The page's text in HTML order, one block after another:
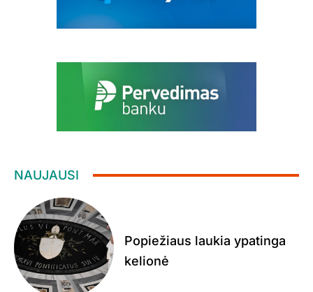
NAUJAUSI
Popiežiaus laukia ypatinga
kelionė